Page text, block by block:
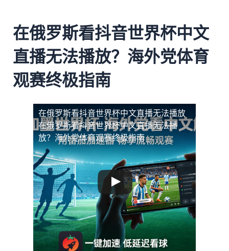
在俄罗斯看抖音世界杯中文
直播无法播放？海外党体育
观赛终极指南
在俄罗斯看抖音世界杯中文直播无法播放
在俄罗斯看抖音世界杯中文直播无法播
放？海外党体育观赛终极指南